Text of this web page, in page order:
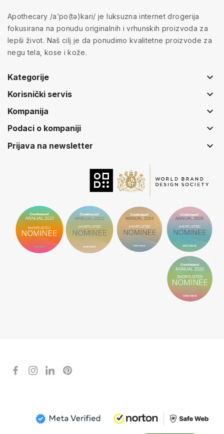
Apothecary /a’po(tə)kari/ je luksuzna internet drogerija
fokusirana na ponudu originalnih i vrhunskih proizvoda za
lepši život. Naš cilj je da ponudimo kvalitetne proizvode za
negu tela, kose i kože.
Kategorije keyboard_arrow_down
Korisnički servis keyboard_arrow_down
Kompanija keyboard_arrow_down
Podaci o kompaniji keyboard_arrow_down
Prijava na newsletter keyboard_arrow_down